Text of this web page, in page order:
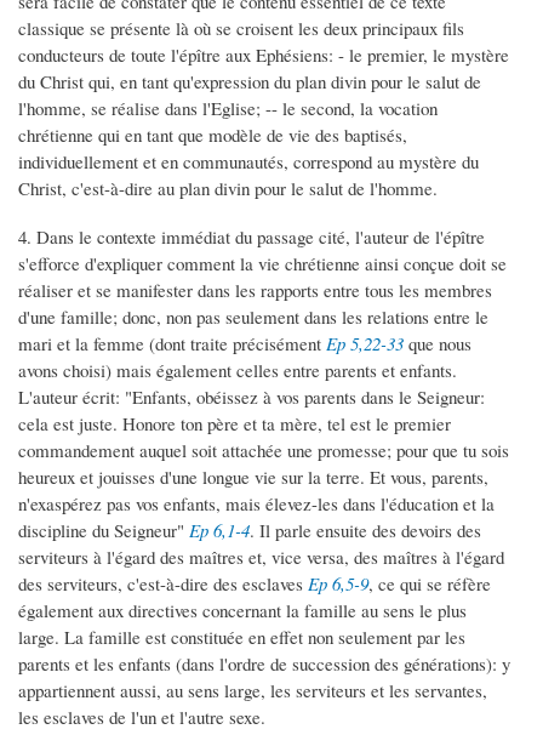
classique se présente là où se croisent les deux principaux fils
conducteurs de toute l'épître aux Ephésiens: - le premier, le mystère
du Christ qui, en tant qu'expression du plan divin pour le salut de
l'homme, se réalise dans l'Eglise; -- le second, la vocation
chrétienne qui en tant que modèle de vie des baptisés,
individuellement et en communautés, correspond au mystère du
Christ, c'est-à-dire au plan divin pour le salut de l'homme.
4. Dans le contexte immédiat du passage cité, l'auteur de l'épître
s'efforce d'expliquer comment la vie chrétienne ainsi conçue doit se
réaliser et se manifester dans les rapports entre tous les membres
d'une famille; donc, non pas seulement dans les relations entre le
mari et la femme (dont traite précisément Ep 5,22-33 que nous
avons choisi) mais également celles entre parents et enfants.
L'auteur écrit: "Enfants, obéissez à vos parents dans le Seigneur:
cela est juste. Honore ton père et ta mère, tel est le premier
commandement auquel soit attachée une promesse; pour que tu sois
heureux et jouisses d'une longue vie sur la terre. Et vous, parents,
n'exaspérez pas vos enfants, mais élevez-les dans l'éducation et la
discipline du Seigneur" Ep 6,1-4. Il parle ensuite des devoirs des
serviteurs à l'égard des maîtres et, vice versa, des maîtres à l'égard
des serviteurs, c'est-à-dire des esclaves Ep 6,5-9, ce qui se réfère
également aux directives concernant la famille au sens le plus
large. La famille est constituée en effet non seulement par les
parents et les enfants (dans l'ordre de succession des générations): y
appartiennent aussi, au sens large, les serviteurs et les servantes,
les esclaves de l'un et l'autre sexe.